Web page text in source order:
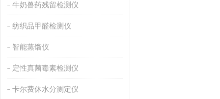
牛奶兽药残留检测仪
纺织品甲醛检测仪
智能蒸馏仪
定性真菌毒素检测仪
卡尔费休水分测定仪